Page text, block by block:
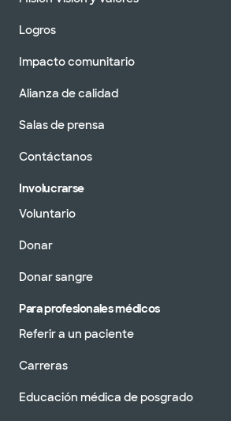
Logros
Impacto comunitario
Alianza de calidad
Salas de prensa
Contáctanos
Involucrarse
Voluntario
Donar
Donar sangre
Para profesionales médicos
Referir a un paciente
Carreras
Educación médica de posgrado